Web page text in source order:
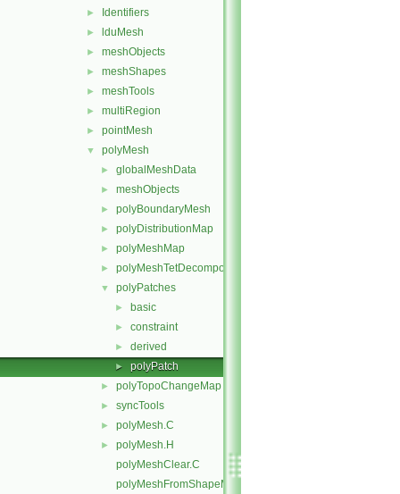
► Identifiers
► lduMesh
► meshObjects
► meshShapes
► meshTools
► multiRegion
► pointMesh
▼ polyMesh
► globalMeshData
► meshObjects
► polyBoundaryMesh
► polyDistributionMap
► polyMeshMap
► polyMeshTetDecomposition
▼ polyPatches
► basic
► constraint
► derived
► polyPatch
► polyTopoChangeMap
► syncTools
► polyMesh.C
►
polyMesh.H
polyMeshClear.C
polyMeshFromShapeMesh.C